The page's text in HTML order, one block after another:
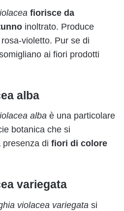
fiorisce da
inoltrato. Produce
violetto. Pur se di
ai fiori prodotti
alba
alba è una particolare
botanica che si
presenza di fiori di colore
variegata
violacea variegata si